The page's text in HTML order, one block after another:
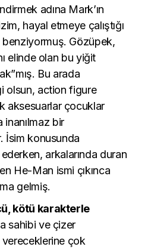
adına Mark’ın
hayal etmeye çalıştığı
benziyormuş. Gözüpek,
elinde olan bu yiğit
Bu arada
olsun, action figure
aksesuarlar çocuklar
inanılmaz bir
İsim konusunda
arkalarında duran
He-Man ismi çıkınca
gelmiş.
kötü karakterle
sahibi ve çizer
çok